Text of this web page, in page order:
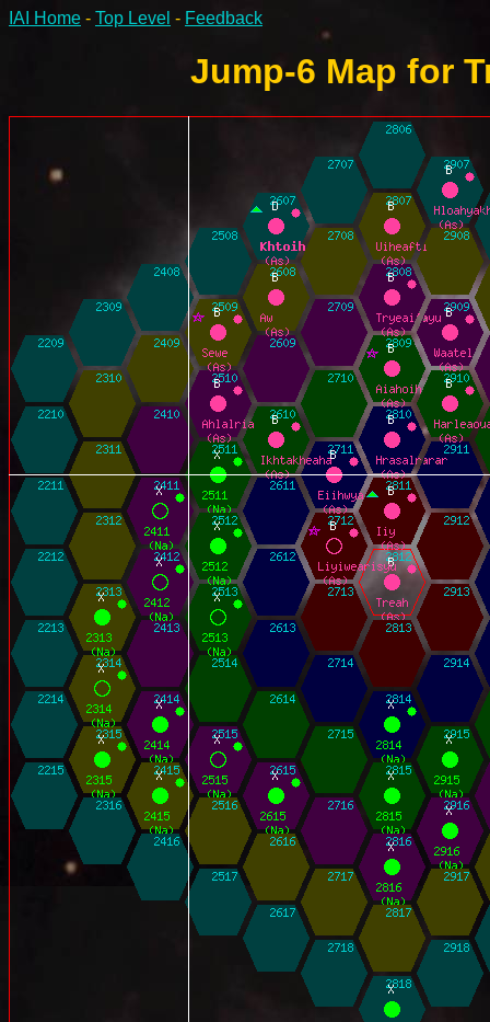
IAI Home - Top Level - Feedback
Jump-6 Map for